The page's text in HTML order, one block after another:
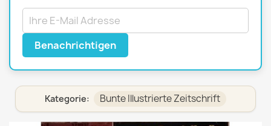
Benachrichtigen
Kategorie: Bunte Illustrierte Zeitschrift